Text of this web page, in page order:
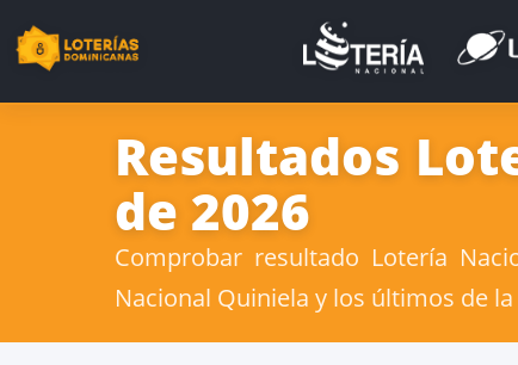
Resultados
de 2026
Comprobar resultado Lotería
Nacional Quiniela y los últimos de